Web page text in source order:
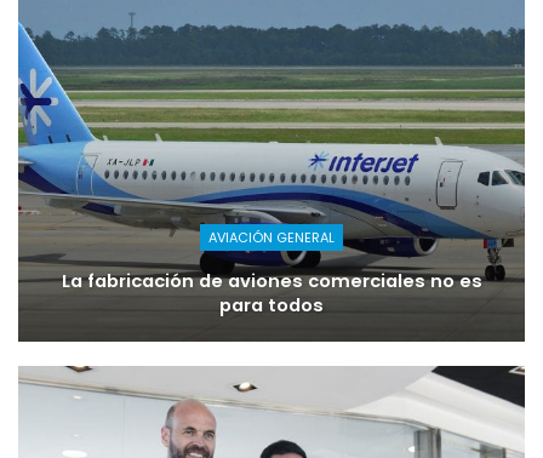
AVIACIÓN GENERAL
La fabricación de aviones comerciales no es
para todos